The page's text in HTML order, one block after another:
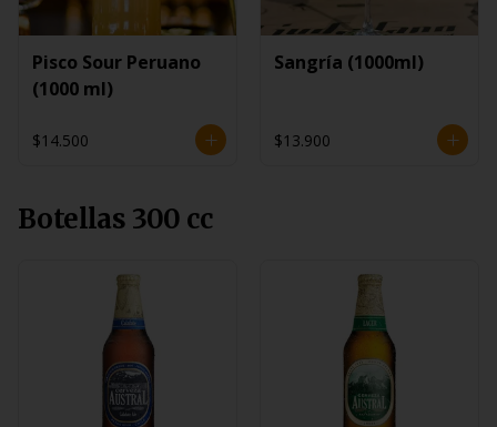
Pisco Sour Peruano
(1000 ml)
$14.500
Sangría (1000ml)
$13.900
Botellas 300 cc